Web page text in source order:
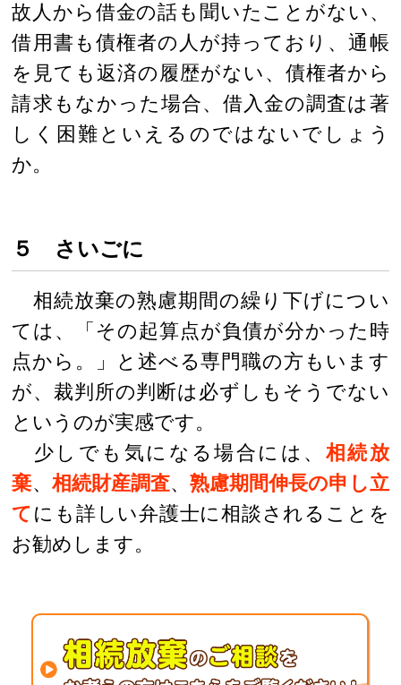
故人から借金の話も聞いたことがない、
借用書も債権者の人が持っており、通帳
を見ても返済の履歴がない、債権者から
請求もなかった場合、借入金の調査は著
しく困難といえるのではないでしょう
か。
５ さいごに
相続放棄の熟慮期間の繰り下げについ
ては、「その起算点が負債が分かった時
点から。」と述べる専門職の方もいます
が、裁判所の判断は必ずしもそうでない
というのが実感です。
少しでも気になる場合には、 相続放
棄、 相続財産調査、 熟慮期間伸長の申し立
て にも詳しい弁護士に相談されることを
お勧めします。